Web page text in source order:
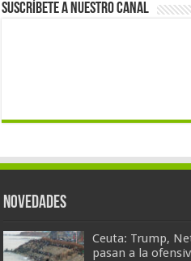
Suscríbete a nuestro canal
Novedades
Ceuta: Trump,
pasan a la